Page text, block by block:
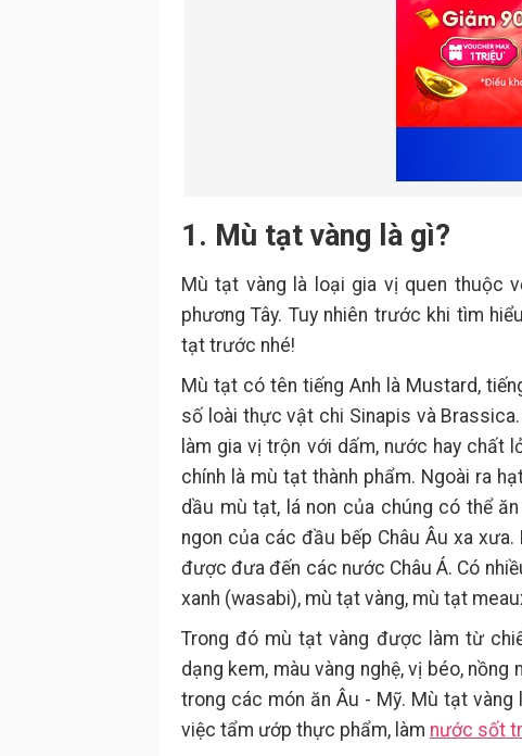
1. Mù tạt vàng là gì?
Mù tạt vàng là loại gia vị quen thuộc
phương Tây. Tuy nhiên trước khi tìm
tạt trước nhé!
Mù tạt có tên tiếng Anh là Mustard,
số loài thực vật chi Sinapis và
làm gia vị trộn với dấm, nước hay chất
chính là mù tạt thành phẩm. Ngoài ra
dầu mù tạt, lá non của chúng có thể
ngon của các đầu bếp Châu Âu xa
được đưa đến các nước Châu Á. Có
xanh (wasabi), mù tạt vàng, mù tạt
Trong đó mù tạt vàng được làm từ
dạng kem, màu vàng nghệ, vị béo,
trong các món ăn Âu - Mỹ. Mù tạt
việc tẩm ướp thực phẩm, làm nước sốt